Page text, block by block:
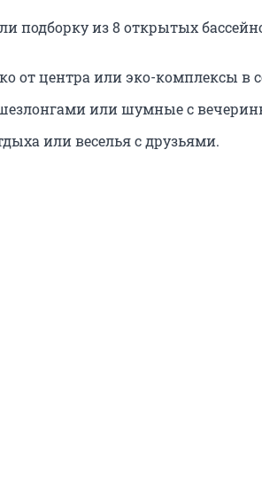
подборку из 8 открытых
от центра или эко-комплексы в
или шумные с
или веселья с друзьями.